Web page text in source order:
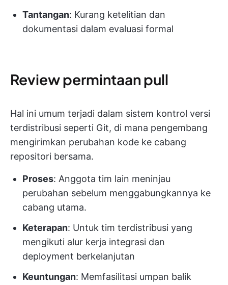
Tantangan: Kurang ketelitian dan
dokumentasi dalam evaluasi formal
Review permintaan pull
Hal ini umum terjadi dalam sistem kontrol versi
terdistribusi seperti Git, di mana pengembang
mengirimkan perubahan kode ke cabang
repositori bersama.
Proses: Anggota tim lain meninjau
perubahan sebelum menggabungkannya ke
cabang utama.
Keterapan: Untuk tim terdistribusi yang
mengikuti alur kerja integrasi dan
deployment berkelanjutan
Keuntungan: Memfasilitasi umpan balik